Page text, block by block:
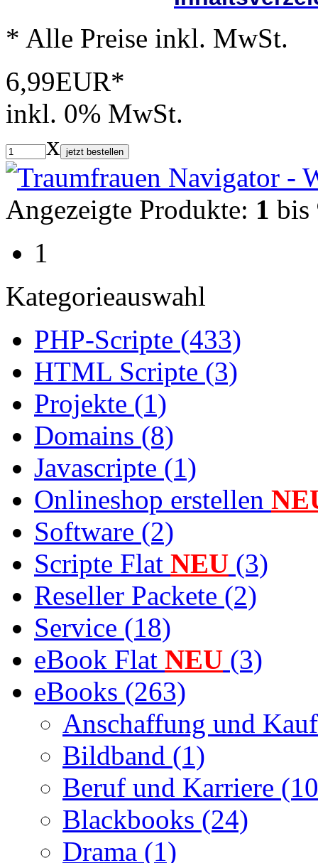
* Alle Preise inkl. MwSt.
6,99EUR*
inkl. 0% MwSt.
x jetzt bestellen
Angezeigte Produkte: 1 bis
1
Kategorieauswahl
PHP-Scripte (433)
HTML Scripte (3)
Projekte (1)
Domains (8)
Javascripte (1)
Onlineshop erstellen
Software (2)
Scripte Flat NEU (3)
Reseller Packete (2)
Service (18)
eBook Flat NEU (3)
eBooks (263)
Anschaffung und
Bildband (1)
Beruf und Karriere
Blackbooks (24)
Drama (1)